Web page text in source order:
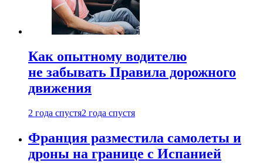
Как опытному водителю
не забывать Правила дорожного
движения
2 года спустя2 года спустя
Франция разместила самолеты и
дроны на границе с Испанией